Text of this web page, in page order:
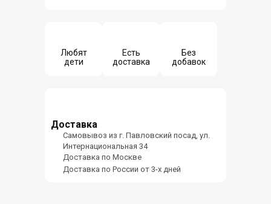
Любят
дети
Есть
доставка
Без
добавок
Доставка
Самовывоз из г. Павловский посад, ул.
Интернациональная 34
Доставка по Москве
Доставка по России от 3-х дней